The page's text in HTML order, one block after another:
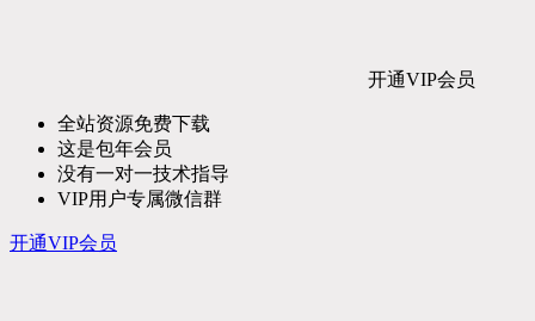
开通VIP会员
全站资源免费下载
这是包年会员
没有一对一技术指导
VIP用户专属微信群
开通VIP会员